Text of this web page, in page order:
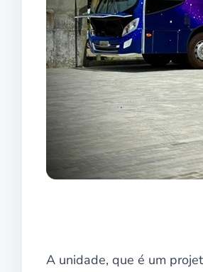
A unidade, que é um